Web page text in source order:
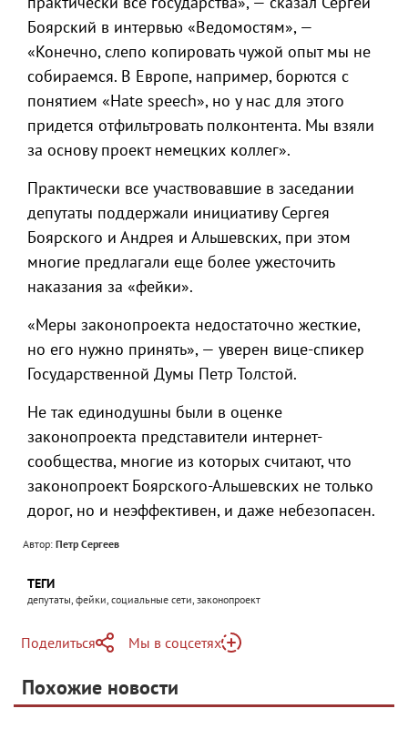
Боярский в интервью «Ведомостям», —
«Конечно, слепо копировать чужой опыт мы не
собираемся. В Европе, например, борются с
понятием «Hate speech», но у нас для этого
придется отфильтровать полконтента. Мы взяли
за основу проект немецких коллег».
Практически все участвовавшие в заседании
депутаты поддержали инициативу Сергея
Боярского и Андрея и Альшевских, при этом
многие предлагали еще более ужесточить
наказания за «фейки».
«Меры законопроекта недостаточно жесткие,
но его нужно принять», — уверен вице-спикер
Государственной Думы Петр Толстой.
Не так единодушны были в оценке
законопроекта представители интернет-
сообщества, многие из которых считают, что
законопроект Боярского-Альшевских не только
дорог, но и неэффективен, и даже небезопасен.
Автор: Петр Сергеев
ТЕГИ
депутаты, фейки, социальные сети, законопроект
Поделиться
Telegram
Мы в соцсетях
Яндекс Дзен
Похожие новости